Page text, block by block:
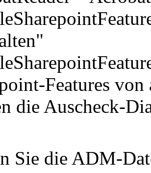
Features
die Auscheck-
Sie die ADM-